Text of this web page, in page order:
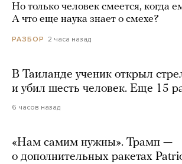
Но только человек смеется, когда
А что еще наука знает о смехе?
РАЗБОР 2 часа назад
В Таиланде ученик открыл
и убил шесть человек. Еще 15
6 часов назад
«Нам самим нужны». Трамп —
о дополнительных ракетах